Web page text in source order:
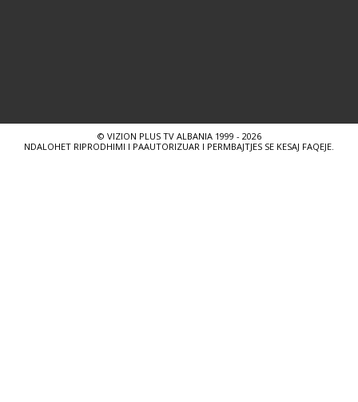
© VIZION PLUS TV ALBANIA 1999 - 2026
NDALOHET RIPRODHIMI I PAAUTORIZUAR I PERMBAJTJES SE KESAJ FAQEJE.